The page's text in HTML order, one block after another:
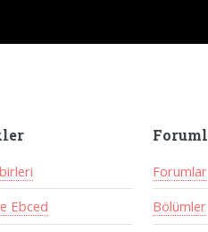
Ebced
Forumlar
Bölümler